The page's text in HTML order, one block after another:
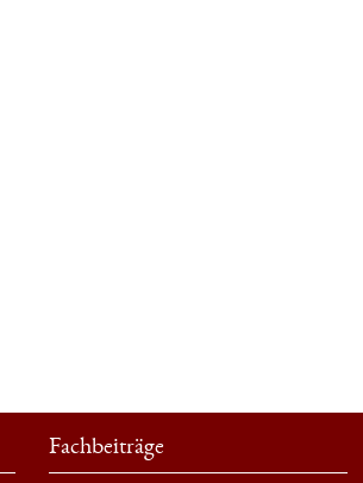
Fachbeiträge